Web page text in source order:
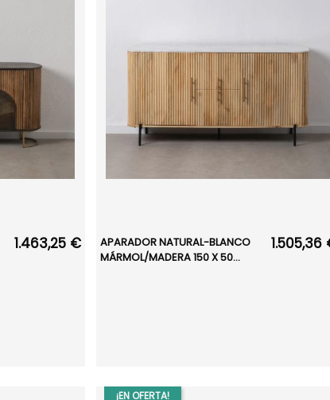
1.463,25 €
APARADOR NATURAL-BLANCO
MÁRMOL/MADERA 150 X 50...
1.505,36
¡EN OFERTA!